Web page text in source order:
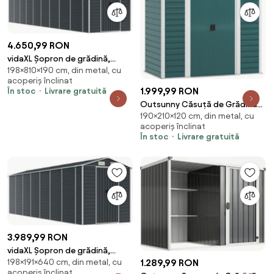
4.650,99 RON
vidaXL Șopron de grădină,
antracit, 191x810x198 cm, oțel
galvanizat
198×810×190 cm, din metal, cu
acoperiș înclinat
În stoc
Livrare gratuită 1.999,99 RON
Outsunny Căsuță de Grădină
din Metal cu Uși Glisante și
Lacăt cu Chei, 2,1x1,2x1,9m,
Verde | Aosom Romania
190×210×120 cm, din metal, cu
acoperiș înclinat
În stoc
Livrare gratuită
3.989,99 RON
vidaXL Șopron de grădină,
antracit, 191x640x198 cm, oțel
198×191×640 cm, din metal, cu
1.289,99 RON